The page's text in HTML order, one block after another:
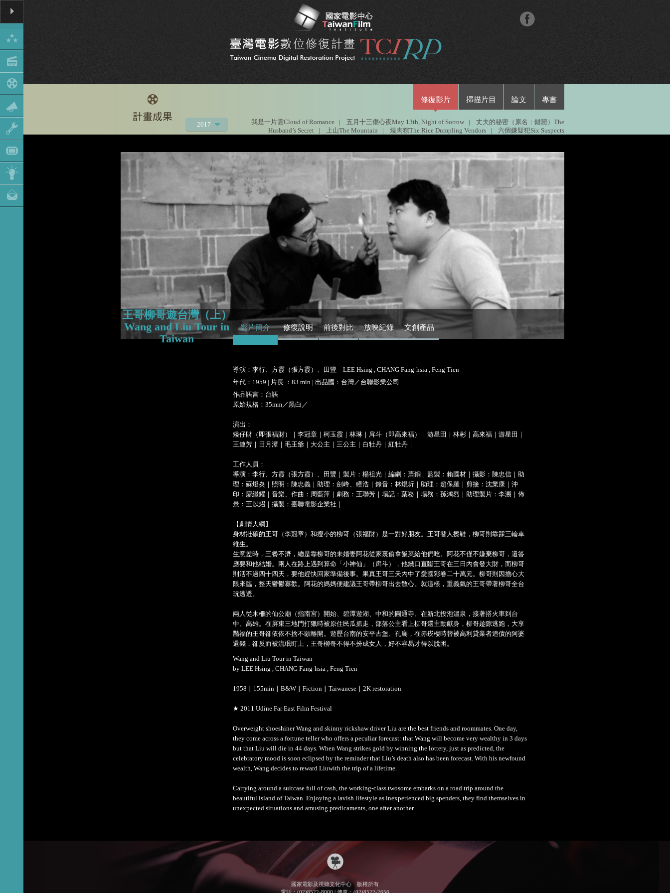
修復影片 掃描片目 論文 專書
2017
2019
2016
2014
2013
我是一片雲Cloud of Romance | 五月十三傷心夜May 13th, Night of Sorrow |
丈夫的秘密（原名：錯戀）The
Husband’s Secret
| 上山The Mountain | 燒肉粽The Rice Dumpling Vendors | 六個嫌疑犯Six Suspects
王哥柳哥遊台灣（上）
Wang and Liu Tour in
Taiwan
影片簡介 修復說明 前後對比 放映紀錄 文創產品
導演：李行、方霞（張方霞）、田豐 LEE Hsing , CHANG Fang-hsia , Feng Tien
年代：1959 | 片長 ：83 min | 出品國：台灣／台聯影業公司
作品語言：台語
原始規格：35mm／黑白／
演出：
矮仔財（即張福財）｜李冠章｜柯玉霞｜林琳｜戽斗（即高來福）｜游星田｜林彬｜高來福｜游星田｜
王連芳｜日月潭｜毛王爺｜大公主｜三公主｜白牡丹｜紅牡丹｜
工作人員：
導演：李行、方霞（張方霞）、田豐｜製片：楊祖光｜編劇：蕭銅｜監製：賴國材｜攝影：陳忠信｜助
理：蘇燈炎｜照明：陳忠義｜助理：劍峰、瞳浩｜錄音：林焜圻｜助理：趙保羅｜剪接：沈業康｜沖
印：廖繼耀｜音樂、作曲：周藍萍｜劇務：王聯芳｜場記：葉崧｜場務：孫鴻烈｜助理製片：李溯｜佈
景：王以炤｜攝製：臺聯電影企業社｜
【劇情大綱】
身材壯碩的王哥（李冠章）和瘦小的柳哥（張福財）是一對好朋友。王哥替人擦鞋，柳哥則靠踩三輪車
維生。
生意差時，三餐不濟，總是靠柳哥的未婚妻阿花從家裏偷拿飯菜給他們吃。阿花不僅不嫌棄柳哥，還答
應要和他結婚。兩人在路上遇到算命「小神仙」（戽斗），他鐵口直斷王哥在三日內會發大財，而柳哥
則活不過四十四天，要他趕快回家準備後事。果真王哥三天內中了愛國彩卷二十萬元。柳哥則因擔心大
限來臨，整天鬱鬱寡歡。阿花的媽媽便建議王哥帶柳哥出去散心。就這樣，重義氣的王哥帶著柳哥全台
玩透透。
兩人從木柵的仙公廟（指南宮）開始、碧潭遊湖、中和的圓通寺、在新北投泡溫泉，接著搭火車到台
中、高雄。在屏東三地門打獵時被原住民瓜抓走，部落公主看上柳哥還主動獻身，柳哥趁隙逃跑，大享
豔福的王哥卻依依不捨不願離開。遊歷台南的安平古堡、孔廟，在赤崁樓時替被高利貸業者追債的阿婆
還錢，卻反而被流氓盯上，王哥柳哥不得不扮成女人，好不容易才得以脫困。
Wang and Liu Tour in Taiwan
by LEE Hsing , CHANG Fang-hsia , Feng Tien
1958 ∣ 155min ∣ B&W ∣ Fiction ∣ Taiwanese ∣ 2K restoration
★ 2011 Udine Far East Film Festival
Overweight shoeshiner Wang and skinny rickshaw driver Liu are the best friends and roommates. One day,
they come across a fortune teller who offers a peculiar forecast: that Wang will become very wealthy in 3 days
but that Liu will die in 44 days. When Wang strikes gold by winning the lottery, just as predicted, the
celebratory mood is soon eclipsed by the reminder that Liu’s death also has been forecast. With his newfound
wealth, Wang decides to reward Liuwith the trip of a lifetime.
Carrying around a suitcase full of cash, the working-class twosome embarks on a road trip around the
beautiful island of Taiwan. Enjoying a lavish lifestyle as inexperienced big spenders, they find themselves in
unexpected situations and amusing predicaments, one after another…
國家電影及視聽文化中心 版權所有